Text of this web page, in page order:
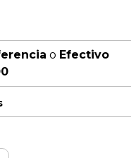
o Efectivo